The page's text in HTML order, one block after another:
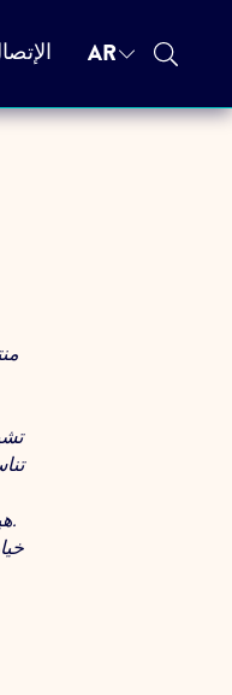
AR
هياكل متعددة الطبقات مع مجموعات أفلام خاصة للمنتج.